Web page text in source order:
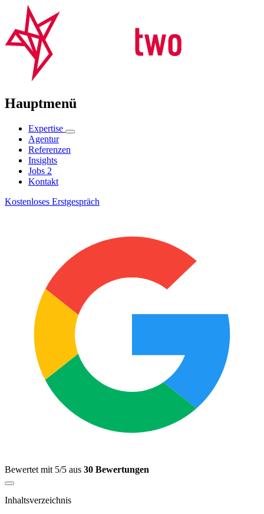
Hauptmenü
Expertise
Agentur
Referenzen
Insights
Jobs 2
Kontakt
Kostenloses Erstgespräch
Bewertet mit 5/5 aus 30 Bewertungen
Inhaltsverzeichnis